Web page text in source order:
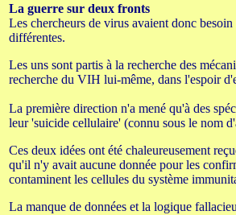
La guerre sur deux fronts
Les chercheurs de virus avaient donc
différentes.
Les uns sont partis à la recherche des
recherche du VIH lui-même, dans l'espoir
La première direction n'a mené qu'à des
leur 'suicide cellulaire' (connu sous le nom
Ces deux idées ont été chaleureusement
qu'il n'y avait aucune donnée pour les
contaminent les cellules du système
La manque de données et la logique